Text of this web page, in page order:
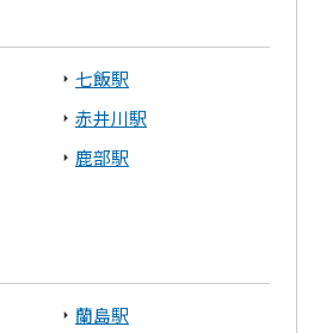
七飯駅
赤井川駅
鹿部駅
蘭島駅